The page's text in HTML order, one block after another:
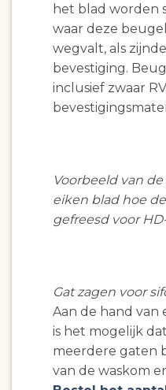
het blad worden
waar deze
wegvalt, als
bevestiging.
inclusief zwaar
Voorbeeld van
eiken blad hoe
gefreesd voor
Gat zagen voor
Aan de hand van
is het mogelijk
meerdere gaten
van de waskom